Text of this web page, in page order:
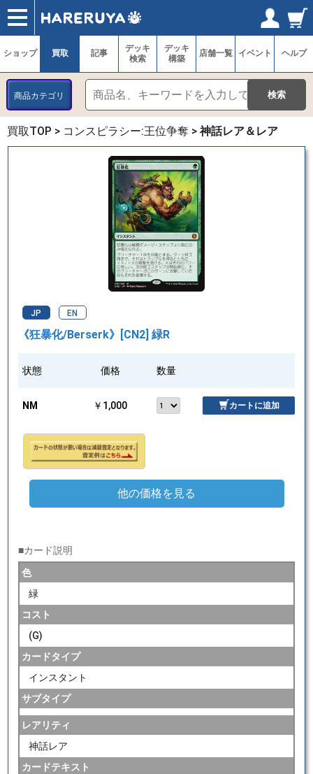
ショップ
買取
記事
デッキ検索
デッキ構築
選手一覧
店舗一覧
イベント
ヘルプ
お問い合わせ ログイン／会員登録
マイページ
ショップ 買取 記事
デッキ
検索
デッキ
構築
店舗一覧 イベント ヘルプ
商品カテゴリ
買取TOP > コンスピラシー:王位争奪 > 神話レア＆レア
JP EN
《狂暴化/Berserk》[CN2] 緑R
状態 価格 数量
NM ￥1,000 カートに追加
他の価格を見る
■カード説明
色
緑
コスト
(G)
カードタイプ
インスタント
サブタイプ
レアリティ
神話レア
カードテキスト